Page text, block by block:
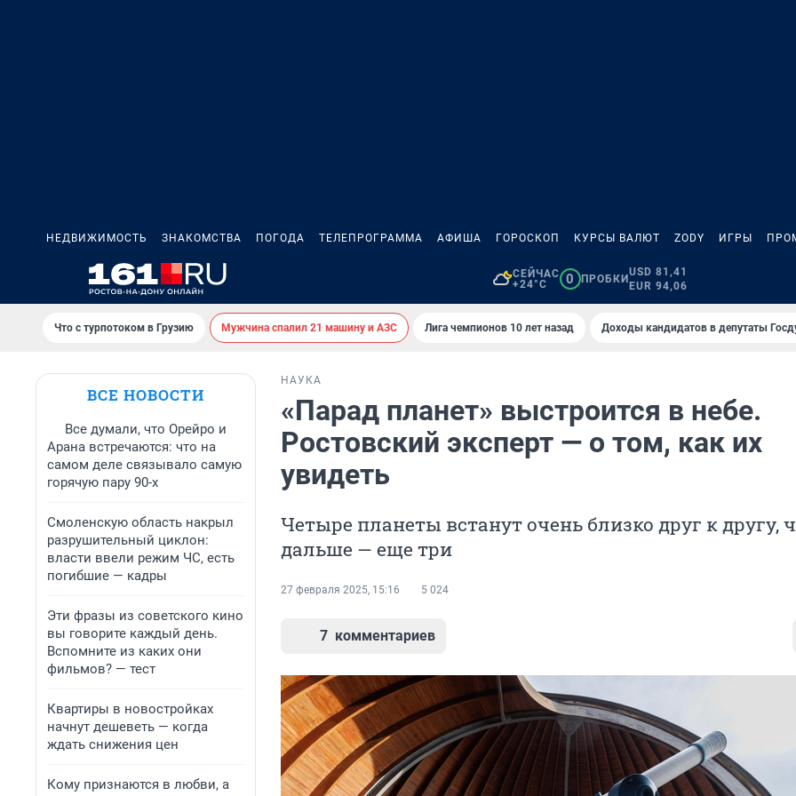
НЕДВИЖИМОСТЬ ЗНАКОМСТВА ПОГОДА ТЕЛЕПРОГРАММА АФИША ГОРОСКОП КУРСЫ ВАЛЮТ ZODY ИГРЫ
СЕЙЧАС
+24°C
0 ПРОБКИ
USD 81,41
EUR 94,06
Что с турпотоком в Грузию Мужчина спалил 21 машину и АЗС Лига чемпионов 10 лет назад Доходы кандидатов в депутаты
ВСЕ НОВОСТИ
Все думали, что Орейро и
Арана встречаются: что на
самом деле связывало самую
горячую пару 90-х
Смоленскую область накрыл
разрушительный циклон:
власти ввели режим ЧС, есть
погибшие — кадры
Эти фразы из советского кино
вы говорите каждый день.
Вспомните из каких они
фильмов? — тест
Квартиры в новостройках
начнут дешеветь — когда
ждать снижения цен
Кому признаются в любви, а
НАУКА
«Парад планет» выстроится в небе.
Ростовский эксперт — о том, как их
увидеть
Четыре планеты встанут очень близко друг к другу,
дальше — еще три
27 февраля 2025, 15:16 5 024
7 комментариев